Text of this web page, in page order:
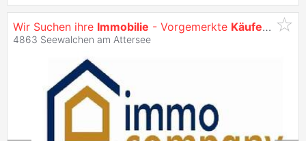
Wir Suchen ihre Immobilie - Vorgemerkte Käufer
4863 Seewalchen am Attersee